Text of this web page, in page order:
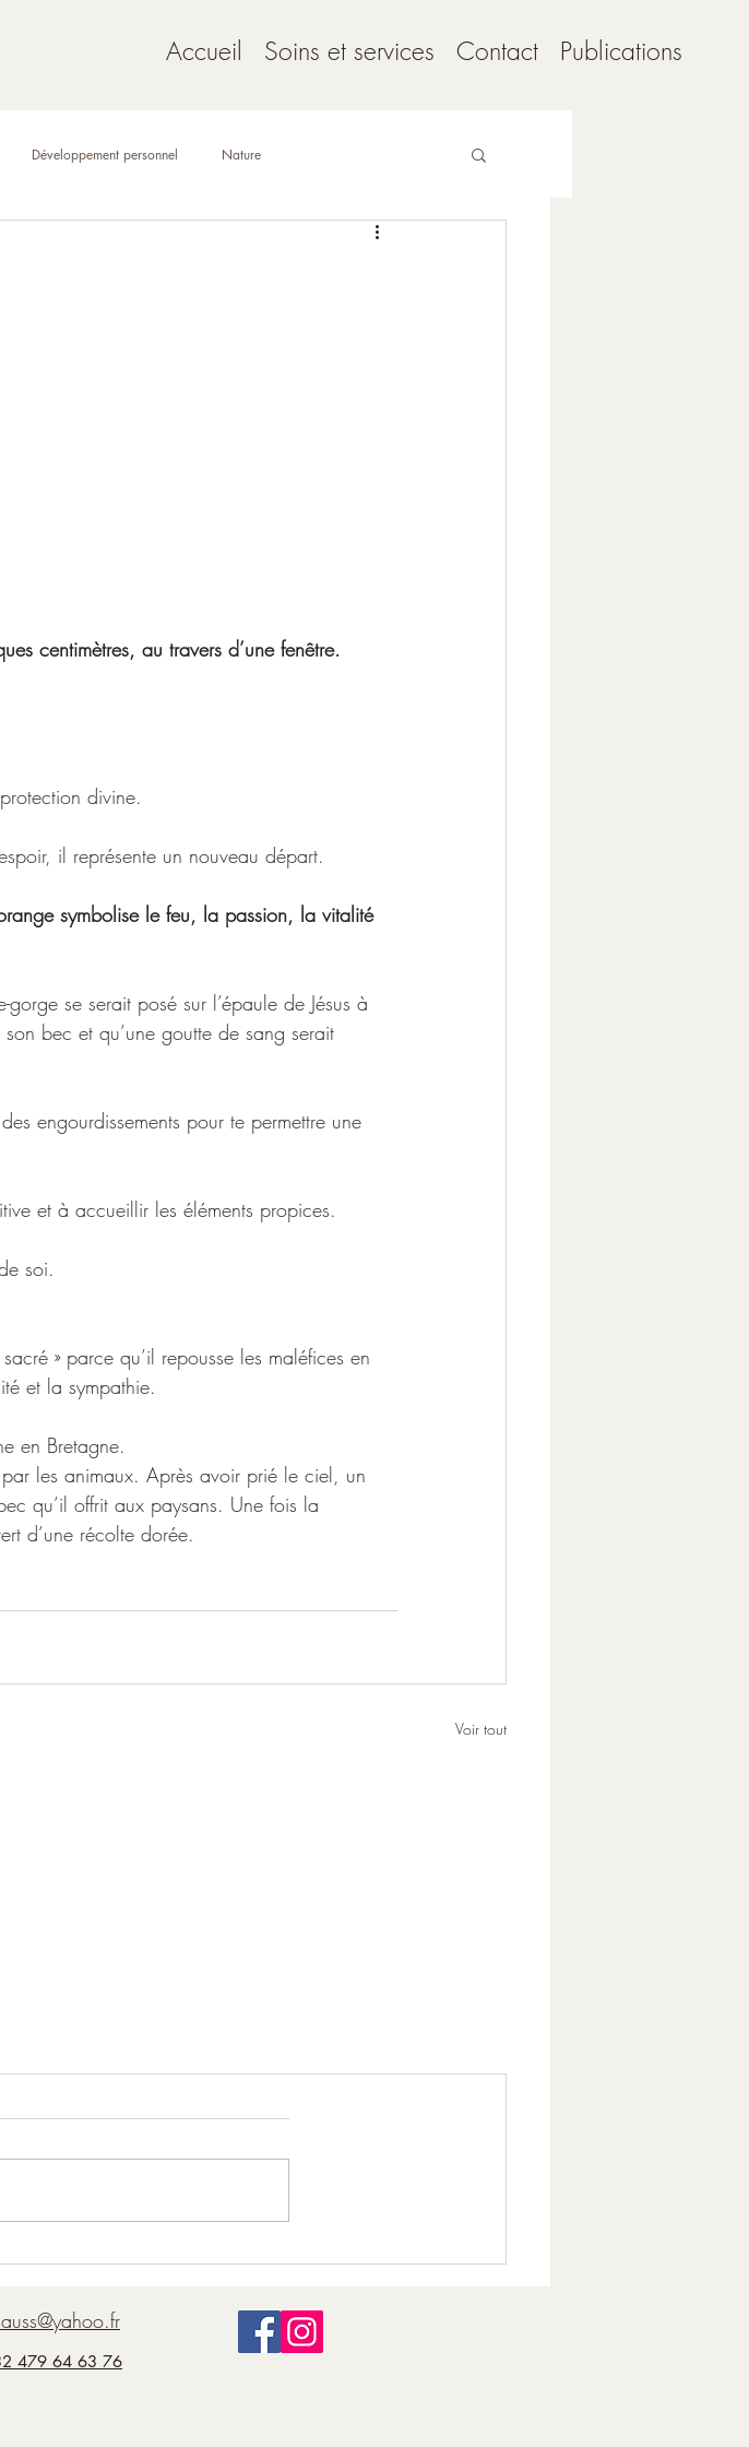
Accueil Soins et services Contact Publications
Développement personnel Nature
centimètres, au travers d’une fenêtre.
divine.
il représente un nouveau départ.
symbolise le feu, la passion, la vitalité
se serait posé sur l’épaule de Jésus à
bec et qu’une goutte de sang serait
engourdissements pour te permettre une
et à accueillir les éléments propices.
soi.
» parce qu’il repousse les maléfices en
et la sympathie.
en Bretagne.
les animaux. Après avoir prié le ciel, un
qu’il offrit aux paysans. Une fois la
d’une récolte dorée.
Voir tout
479 64 63 76